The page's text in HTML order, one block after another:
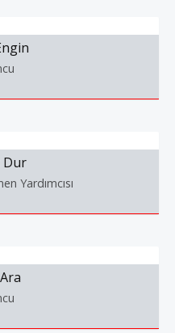
Dur
Yardımcısı